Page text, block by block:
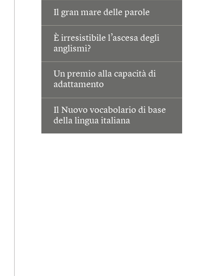
Il gran mare delle parole
È irresistibile l’ascesa degli
anglismi?
Un premio alla capacità di
adattamento
Il Nuovo vocabolario di base
della lingua italiana